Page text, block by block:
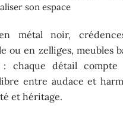
son espace
en métal noir,
ou en zelliges, meubles
: chaque détail compte
entre audace et
et héritage.